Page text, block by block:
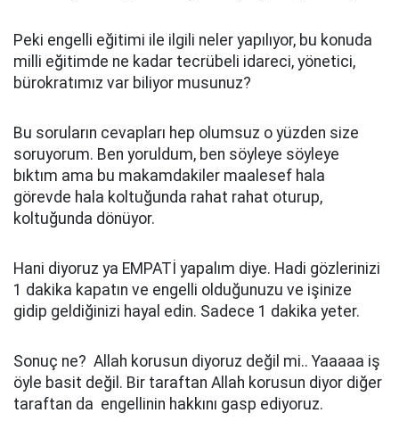
Peki engelli eğitimi ile ilgili neler yapılıyor, bu konuda
milli eğitimde ne kadar tecrübeli idareci, yönetici,
bürokratımız var biliyor musunuz?
Bu soruların cevapları hep olumsuz o yüzden size
soruyorum. Ben yoruldum, ben söyleye söyleye
bıktım ama bu makamdakiler maalesef hala
görevde hala koltuğunda rahat rahat oturup,
koltuğunda dönüyor.
Hani diyoruz ya EMPATİ yapalım diye. Hadi gözlerinizi
1 dakika kapatın ve engelli olduğunuzu ve işinize
gidip geldiğinizi hayal edin. Sadece 1 dakika yeter.
Sonuç ne? Allah korusun diyoruz değil mi.. Yaaaaa iş
öyle basit değil. Bir taraftan Allah korusun diyor diğer
taraftan da engellinin hakkını gasp ediyoruz.